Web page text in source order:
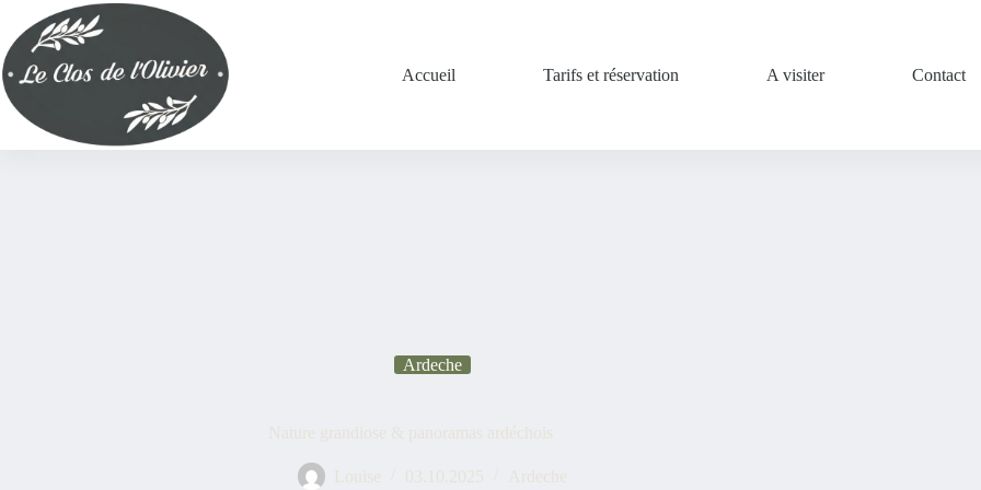
Accueil Tarifs et réservation A visiter Contact
Ardeche
Nature grandiose & panoramas ardéchois
Louise 03.10.2025 Ardeche